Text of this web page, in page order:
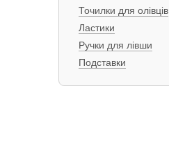
Точилки для олівців
Ластики
Ручки для лівши
Подставки